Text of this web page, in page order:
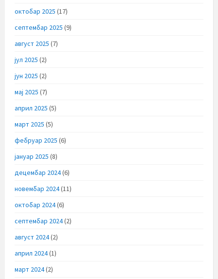
октобар 2025 (17)
септембар 2025 (9)
август 2025 (7)
јул 2025 (2)
јун 2025 (2)
мај 2025 (7)
април 2025 (5)
март 2025 (5)
фебруар 2025 (6)
јануар 2025 (8)
децембар 2024(6)
новембар 2024(11)
октобар 2024(6)
септембар 2024(2)
август 2024(2)
април 2024(1)
март 2024(2)